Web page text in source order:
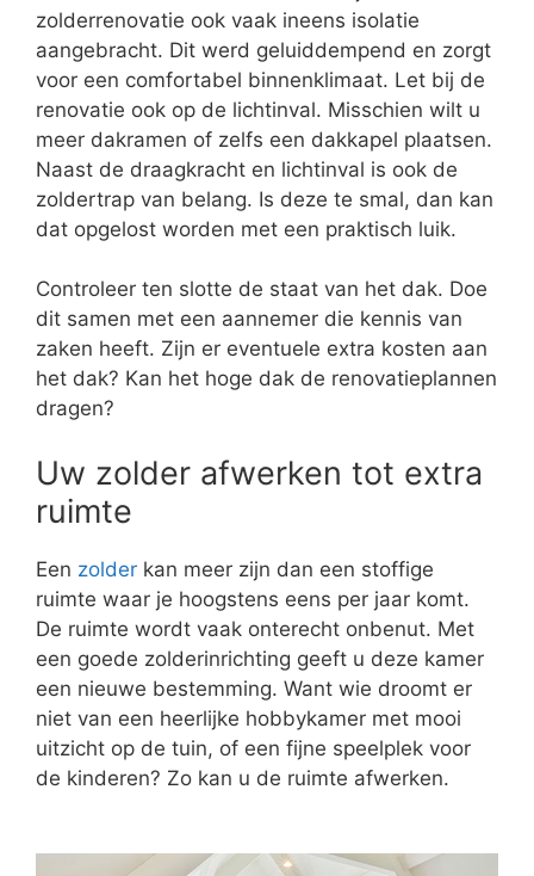
zolderrenovatie ook vaak ineens isolatie
aangebracht. Dit werd geluiddempend en zorgt
voor een comfortabel binnenklimaat. Let bij de
renovatie ook op de lichtinval. Misschien wilt u
meer dakramen of zelfs een dakkapel plaatsen.
Naast de draagkracht en lichtinval is ook de
zoldertrap van belang. Is deze te smal, dan kan
dat opgelost worden met een praktisch luik.
Controleer ten slotte de staat van het dak. Doe
dit samen met een aannemer die kennis van
zaken heeft. Zijn er eventuele extra kosten aan
het dak? Kan het hoge dak de renovatieplannen
dragen?
Uw zolder afwerken tot extra
ruimte
Een zolder kan meer zijn dan een stoffige
ruimte waar je hoogstens eens per jaar komt.
De ruimte wordt vaak onterecht onbenut. Met
een goede zolderinrichting geeft u deze kamer
een nieuwe bestemming. Want wie droomt er
niet van een heerlijke hobbykamer met mooi
uitzicht op de tuin, of een fijne speelplek voor
de kinderen? Zo kan u de ruimte afwerken.